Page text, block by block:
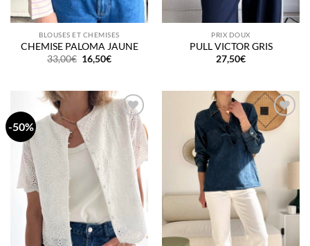
BLOUSES ET CHEMISES
CHEMISE PALOMA JAUNE
33,00€ Le
prix
33,00€.
16,50€Le
16,50€.
PRIX DOUX
PULL VICTOR GRIS
27,50€
-50%
Add to
wishlist
wishlist